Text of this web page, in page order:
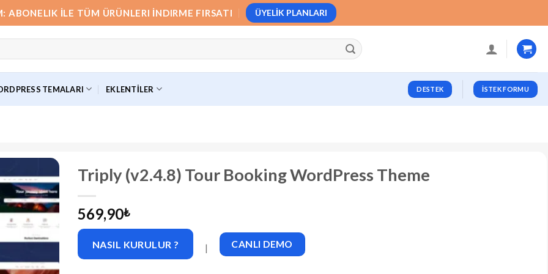
ABONELIK İLE TÜM ÜRÜNLERI İNDIRME FIRSATI ÜYELIK PLANLARI
TEMALARI EKLENTILER DESTEK İSTEK FORMU
Triply (v2.4.8) Tour Booking WordPress Theme
569,90₺
NASIL KURULUR ? | CANLI DEMO